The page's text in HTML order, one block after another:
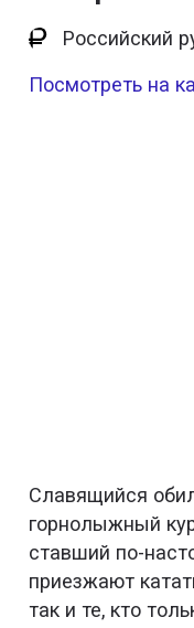
Российский
Посмотреть на
Славящийся
горнолыжный
ставший по-
приезжают
так и те, кто